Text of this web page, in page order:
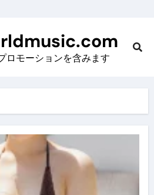
ロモーションを含みます